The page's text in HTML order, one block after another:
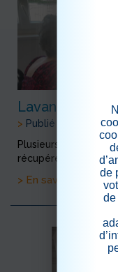
Lavande
> Publié le 14/09/
Plusieurs ateliers
récupérer les feurs
> En savoir plus
de
de